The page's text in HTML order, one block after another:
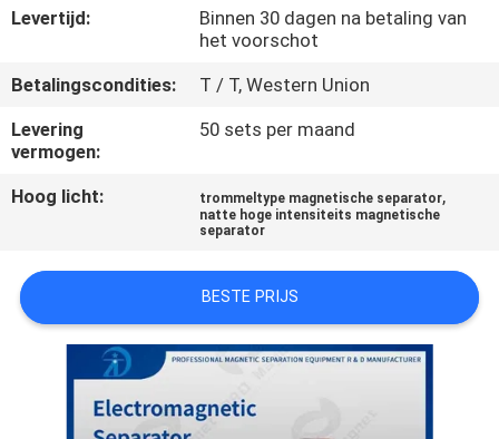
KENNIS
SITEMAP
POLICY
Levertijd:
Binnen 30 dagen na betaling van
het voorschot
Betalingscondities:
T / T, Western Union
Levering
vermogen:
50 sets per maand
Hoog licht: trommeltype magnetische separator,
natte hoge intensiteits magnetische
separator
BESTE PRIJS